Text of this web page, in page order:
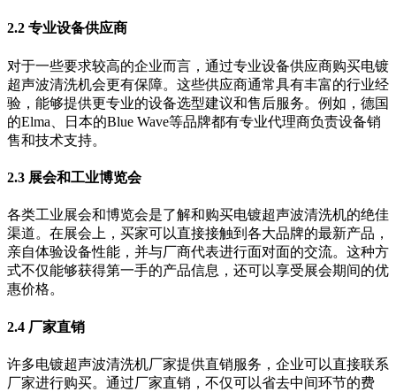
2.2 专业设备供应商
对于一些要求较高的企业而言，通过专业设备供应商购买电镀
超声波清洗机会更有保障。这些供应商通常具有丰富的行业经
验，能够提供更专业的设备选型建议和售后服务。例如，德国
的Elma、日本的Blue Wave等品牌都有专业代理商负责设备销
售和技术支持。
2.3 展会和工业博览会
各类工业展会和博览会是了解和购买电镀超声波清洗机的绝佳
渠道。在展会上，买家可以直接接触到各大品牌的最新产品，
亲自体验设备性能，并与厂商代表进行面对面的交流。这种方
式不仅能够获得第一手的产品信息，还可以享受展会期间的优
惠价格。
2.4 厂家直销
许多电镀超声波清洗机厂家提供直销服务，企业可以直接联系
厂家进行购买。通过厂家直销，不仅可以省去中间环节的费